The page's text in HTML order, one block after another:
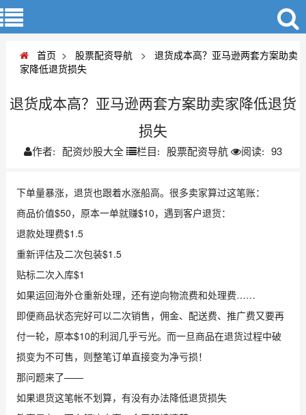
首页 > 股票配资导航 >
退货成本高？亚马逊两套方案助卖
家降低退货损失
退货成本高？亚马逊两套方案助卖家降低退货
损失
作者: 配资炒股大全 栏目: 股票配资导航 阅读: 93
下单量暴涨，退货也跟着水涨船高。很多卖家算过这笔账：
商品价值$50，原本一单就赚$10，遇到客户退货：
退款处理费$1.5
重新评估及二次包装$1.5
贴标二次入库$1
如果运回海外仓重新处理，还有逆向物流费和处理费……
即便商品状态完好可以二次销售，佣金、配送费、推广费又要再
付一轮，原本$10的利润几乎亏光。而一旦商品在退货过程中破
损变为不可售，则整笔订单直接变为净亏损！
那问题来了——
如果退货这笔帐不划算，有没有办法降低退货损失